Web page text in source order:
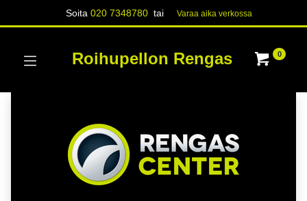
Soita020 7348780 tai Varaa aika verk​​​​ossa
Roihupellon Rengas 0